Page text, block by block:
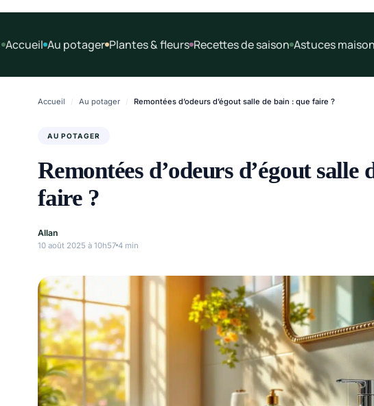
Accueil Au potager Plantes & fleurs Recettes de saison Astuces
Accueil / Au potager / Remontées d’odeurs d’égout salle de bain : que faire ?
AU POTAGER
Remontées d’odeurs d’égout salle
faire ?
Allan
10 août 2025 à 10h57 4 min